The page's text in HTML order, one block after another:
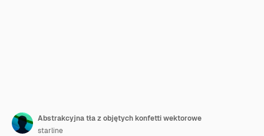
Abstrakcyjna tła z objętych konfetti wektorowe
starline